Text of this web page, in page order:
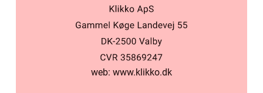
web: www.klikko.dk